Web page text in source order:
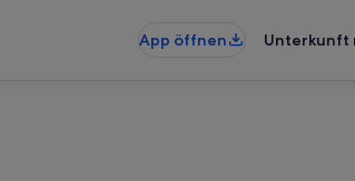
App öffnen
Unterkunft